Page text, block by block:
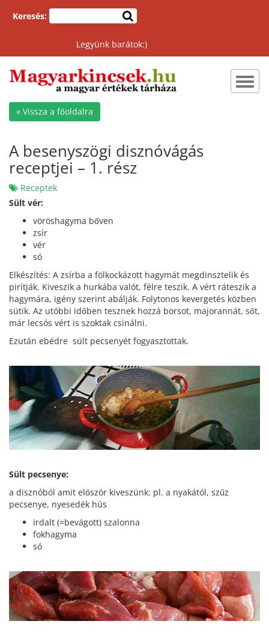
Keresés:
Legyünk barátok:)
« Vissza a főoldalra
A besenyszögi disznóvágás
receptjei – 1. rész
Receptek
Sült vér:
vöröshagyma bőven
zsír
vér
só
Elkészítés: A zsírba a fölkockázott hagymát megdinsztelik és
pirítják. Kiveszik a hurkába valót, félre teszik. A vért ráteszik a
hagymára, igény szerint abálják. Folytonos kevergetés közben
sütik. Az utóbbi időben tesznek hozzá borsot, majorannát, sőt,
már lecsós vért is szoktak csinálni.
Ezután ebédre sült pecsenyét fogyasztottak.
Sült pecsenye:
a disznóból amit először kiveszünk: pl. a nyakától, szűz
pecsenye, nyesedék hús
irdalt (=bevágott) szalonna
fokhagyma
só